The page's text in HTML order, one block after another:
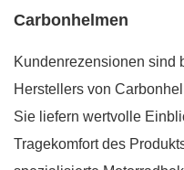
Carbonhelmen
Kundenrezensionen sind
Herstellers von
Sie liefern wertvolle
Tragekomfort des